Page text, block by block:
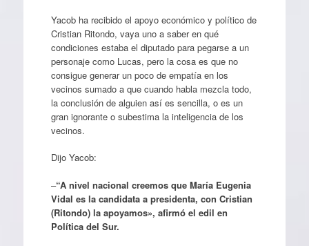
Yacob ha recibido el apoyo económico y político de
Cristian Ritondo, vaya uno a saber en qué
condiciones estaba el diputado para pegarse a un
personaje como Lucas, pero la cosa es que no
consigue generar un poco de empatía en los
vecinos sumado a que cuando habla mezcla todo,
la conclusión de alguien así es sencilla, o es un
gran ignorante o subestima la inteligencia de los
vecinos.
Dijo Yacob:
–“A nivel nacional creemos que María Eugenia
Vidal es la candidata a presidenta, con Cristian
(Ritondo) la apoyamos», afirmó el edil en
Política del Sur.